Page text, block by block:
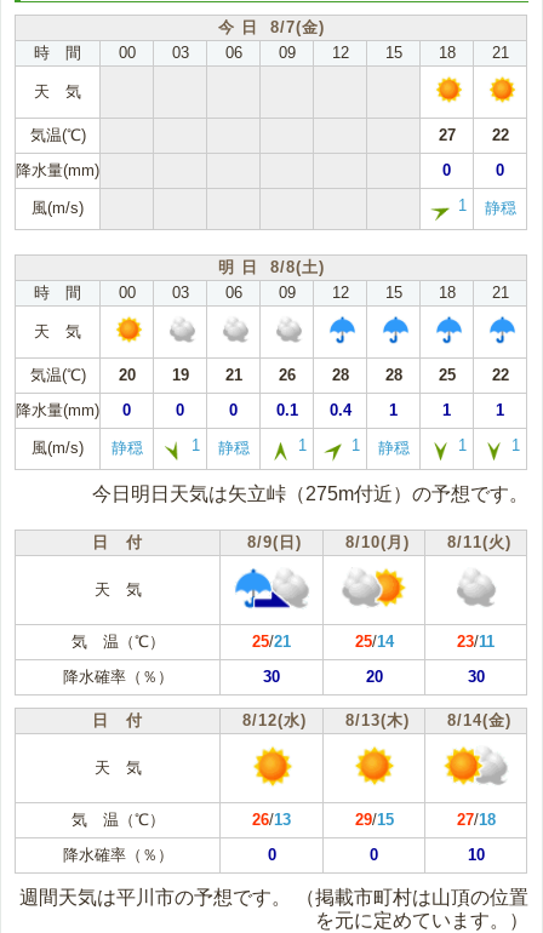
今 日 8/7(金)
時 間
00 03 06 09 12 15 18 21
天 気
気温(℃) 27
22
降水量(mm)
0 0
風(m/s) 1 静穏
明 日 8/8(土)
時 間
00 03 06 09 12 15 18 21
天 気
気温(℃) 20 19 21 26 28 28 25
22
降水量(mm)
0 0 0 0.1 0.4 1 1 1
風(m/s) 静穏 1 静穏 1 1 静穏 1 1
今日明日天気は矢立峠（275m付近）の予想です。
日 付 8/9(日) 8/10(月) 8/11(火)
天 気
気 温（℃） 25/21 25/14 23/11
降水確率（％）
30 20 30
日 付 8/12(水) 8/13(木) 8/14(金)
天 気
気 温（℃） 26/13 29/15 27/18
降水確率（％）
0 0 10
週間天気は平川市の予想です。
（掲載市町村は山頂の位置
を元に定めています。）